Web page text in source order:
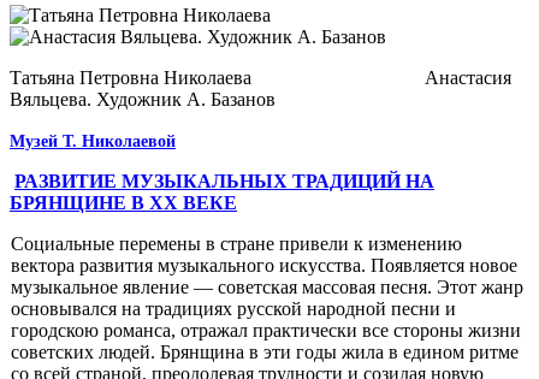
Татьяна Петровна Николаева Анастасия
Вяльцева. Художник А. Базанов
Музей Т. Николаевой
РАЗВИТИЕ МУЗЫКАЛЬНЫХ ТРАДИЦИЙ НА
БРЯНЩИНЕ В XX ВЕКЕ
Социальные перемены в стране привели к изменению
вектора развития музыкального искусства. Появляется новое
музыкальное явление — советская массовая песня. Этот жанр
основывался на традициях русской народной песни и
городскою романса, отражал практически все стороны жизни
советских людей. Брянщина в эти годы жила в едином ритме
со всей страной, преодолевая трудности и созидая новую